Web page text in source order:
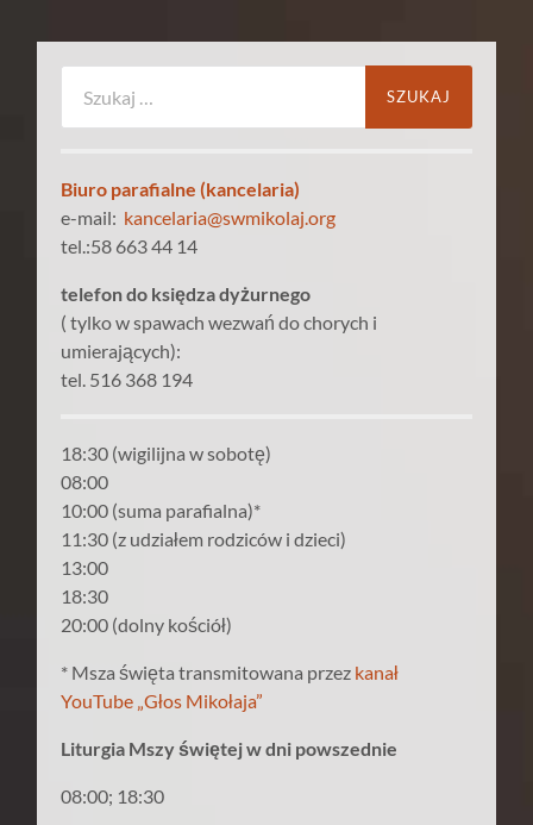
Biuro parafialne (kancelaria)
e-mail: kancelaria@swmikolaj.org
tel.:58 663 44 14
telefon do księdza dyżurnego
( tylko w spawach wezwań do chorych i
umierających):
tel. 516 368 194
18:30 (wigilijna w sobotę)
08:00
10:00 (suma parafialna)*
11:30 (z udziałem rodziców i dzieci)
13:00
18:30
20:00 (dolny kościół)
* Msza święta transmitowana przez kanał
YouTube „Głos Mikołaja”
Liturgia Mszy świętej w dni powszednie
08:00; 18:30